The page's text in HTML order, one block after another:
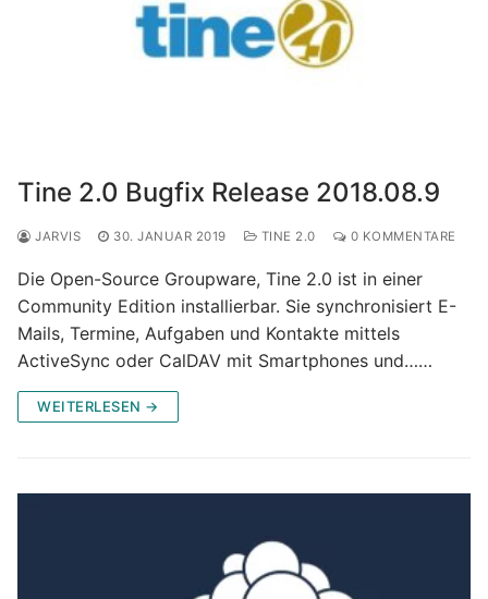
Tine 2.0 Bugfix Release 2018.08.9
JARVIS 30. JANUAR 2019 TINE 2.0 0 KOMMENTARE
Die Open-Source Groupware, Tine 2.0 ist in einer
Community Edition installierbar. Sie synchronisiert E-
Mails, Termine, Aufgaben und Kontakte mittels
ActiveSync oder CalDAV mit Smartphones und……
WEITERLESEN →